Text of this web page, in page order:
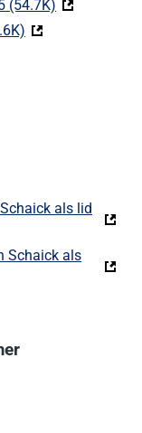
(54.7K) (Deze link
(Deze link gaat
als lid
link gaat naar een
Schaick als
(Deze link gaat naar